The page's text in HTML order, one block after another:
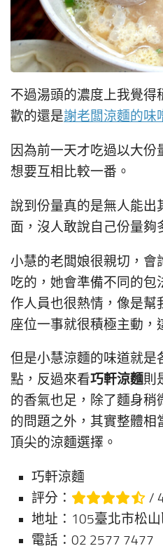
不過湯頭的濃度上我覺得
歡的還是謝老闆涼麵的味
因為前一天才吃過以大
想要互相比較一番。
說到份量真的是無人能出
面，沒人敢說自己份量夠
小慧的老闆娘很親切，會
吃的，她會準備不同的包
作人員也很熱情，像是幫
座位一事就很積極主動，
但是小慧涼麵的味道就是
點，反過來看巧軒涼麵則
的香氣也足，除了麵身稍
的問題之外，其實整體相
頂尖的涼麵選擇。
巧軒涼麵
評分：
/
地址：105臺北市松
電話：02 2577 7477